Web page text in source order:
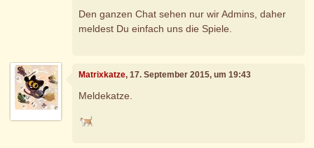
Den ganzen Chat sehen nur wir Admins, daher
meldest Du einfach uns die Spiele.
Matrixkatze, 17. September 2015, um 19:43
Meldekatze.